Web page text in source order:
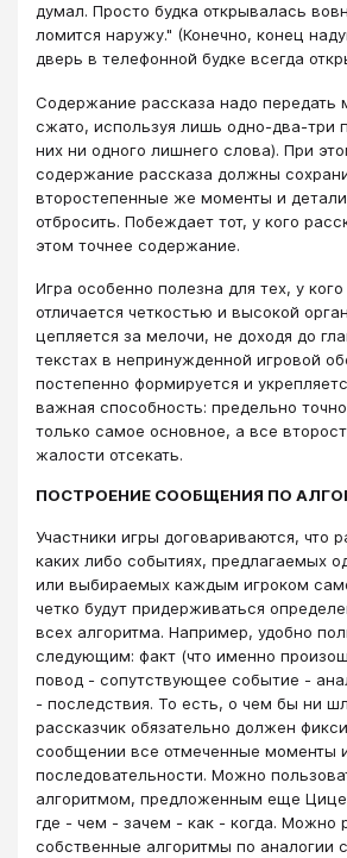
думал. Просто будка открывалась
ломится наружу." (Конечно, конец
дверь в телефонной будке всегда
Содержание рассказа надо передать
сжато, используя лишь одно-два-три
них ни одного лишнего слова). При
содержание рассказа должны
второстепенные же моменты и
отбросить. Побеждает тот, у кого
этом точнее содержание.
Игра особенно полезна для тех, у
отличается четкостью и высокой
цепляется за мелочи, не доходя до
текстах в непринужденной игровой
постепенно формируется и
важная способность: предельно
только самое основное, а все
жалости отсекать.
ПОСТРОЕНИЕ СООБЩЕНИЯ ПО
Участники игры договариваются, что
каких либо событиях, предлагаемых
или выбираемых каждым игроком
четко будут придерживаться
всех алгоритма. Например, удобно
следующим: факт (что именно
повод - сопутствующее событие -
- последствия. То есть, о чем бы ни
рассказчик обязательно должен
сообщении все отмеченные моменты
последовательности. Можно
алгоритмом, предложенным еще
где - чем - зачем - как - когда. Можно
собственные алгоритмы по аналогии